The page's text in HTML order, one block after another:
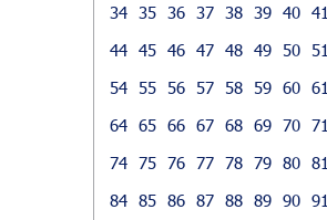
34 35 36 37 38 39 40 41
44 45 46 47 48 49 50 51
54 55 56 57 58 59 60 61
64 65 66 67 68 69 70 71
74 75 76 77 78 79 80 81
84 85 86 87 88 89 90 91